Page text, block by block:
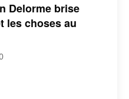
Delorme brise
les choses au